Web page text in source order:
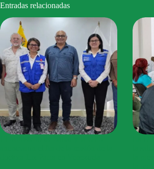
Entradas relacionadas